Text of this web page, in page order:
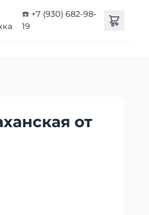
☎️ +7 (930) 682-98-
19
от